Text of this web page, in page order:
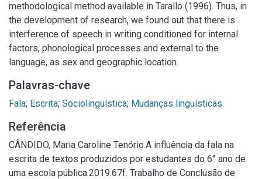
methodological method available in Tarallo (1996). Thus, in
the development of research, we found out that there is
interference of speech in writing conditioned for internal
factors, phonological processes and external to the
language, as sex and geographic location.
Palavras-chave
Fala; Escrita; Sociolinguística; Mudanças linguísticas
Referência
CÂNDIDO, Maria Caroline Tenório.A influência da fala na
escrita de textos produzidos por estudantes do 6° ano de
uma escola pública.2019.67f. Trabalho de Conclusão de